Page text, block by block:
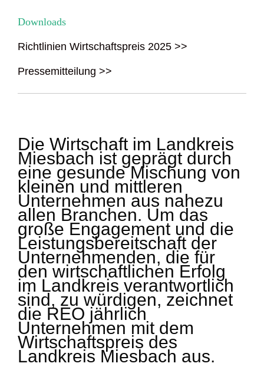
Downloads
Richtlinien Wirtschaftspreis 2025 >>
Pressemitteilung >>
Die Wirtschaft im Landkreis
Miesbach ist geprägt durch
eine gesunde Mischung von
kleinen und mittleren
Unternehmen aus nahezu
allen Branchen. Um das
große Engagement und die
Leistungsbereitschaft der
Unternehmenden, die für
den wirtschaftlichen Erfolg
im Landkreis verantwortlich
sind, zu würdigen, zeichnet
die REO jährlich
Unternehmen mit dem
Wirtschaftspreis des
Landkreis Miesbach aus.